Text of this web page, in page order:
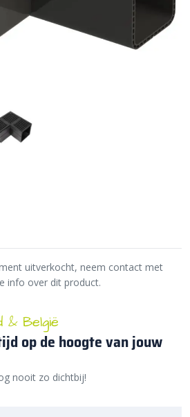
uitverkocht, neem contact met
info over dit product.
& België
op de hoogte van jouw
nooit zo dichtbij!